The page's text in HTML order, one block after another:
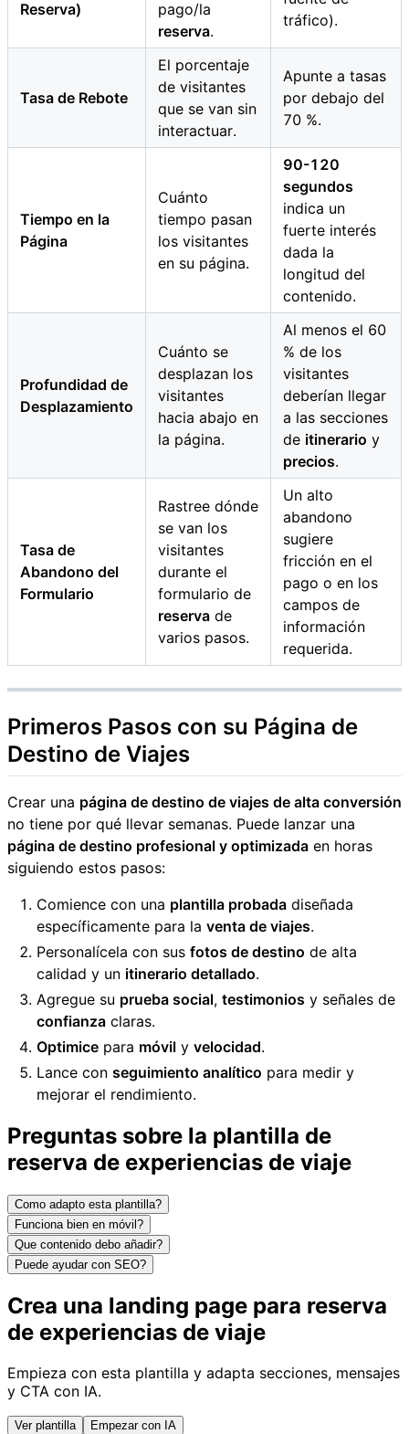
Reserva)
pago/la
reserva.
tráfico).
Tasa de Rebote
El porcentaje
de visitantes
que se van sin
interactuar.
Apunte a tasas
por debajo del
70 %.
Tiempo en la
Página
Cuánto
tiempo pasan
los visitantes
en su página.
90-120
segundos
indica un
fuerte interés
dada la
longitud del
contenido.
Profundidad de
Desplazamiento
Cuánto se
desplazan los
visitantes
hacia abajo en
la página.
Al menos el 60
% de los
visitantes
deberían llegar
a las secciones
de itinerario y
precios.
Tasa de
Abandono del
Formulario
Rastree dónde
se van los
visitantes
durante el
formulario de
reserva de
varios pasos.
Un alto
abandono
sugiere
fricción en el
pago o en los
campos de
información
requerida.
Primeros Pasos con su Página de
Destino de Viajes
Crear una página de destino de viajes de alta conversión
no tiene por qué llevar semanas. Puede lanzar una
página de destino profesional y optimizada en horas
siguiendo estos pasos:
Comience con una plantilla probada diseñada
específicamente para la venta de viajes.
Personalícela con sus fotos de destino de alta
calidad y un itinerario detallado.
Agregue su prueba social, testimonios y señales de
confianza claras.
Optimice para móvil y velocidad.
Lance con seguimiento analítico para medir y
mejorar el rendimiento.
Preguntas sobre la plantilla de
reserva de experiencias de viaje
Como adapto esta plantilla?
Funciona bien en móvil?
Que contenido debo añadir?
Puede ayudar con SEO?
Crea una landing page para reserva
de experiencias de viaje
Empieza con esta plantilla y adapta secciones, mensajes
y CTA con IA.
Ver plantilla Empezar con IA